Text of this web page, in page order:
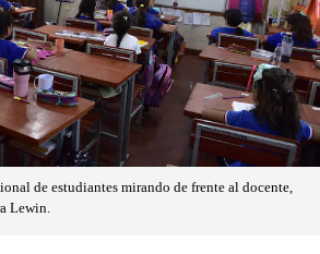
de estudiantes mirando de frente al docente,
Lewin.